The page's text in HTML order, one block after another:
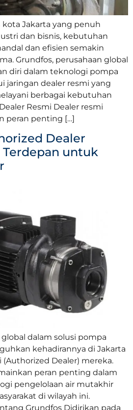
Jakarta yang penuh
dan bisnis, kebutuhan
dan efisien semakin
Grundfos, perusahaan global
diri dalam teknologi pompa
jaringan dealer resmi yang
berbagai kebutuhan
Resmi Dealer resmi
peran penting […]
Dealer
Terdepan untuk
dalam solusi pompa
kehadirannya di Jakarta
(Authorized Dealer) mereka.
peran penting dalam
pengelolaan air mutakhir
di wilayah ini.
Grundfos Didirikan pada